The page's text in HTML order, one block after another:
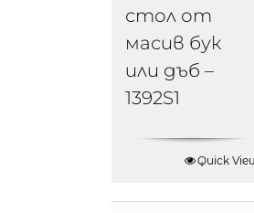
стол от
масив бук
или дъб –
1392S1
Quick